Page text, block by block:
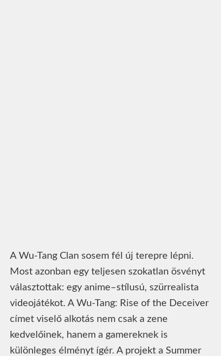
A Wu-Tang Clan sosem fél új terepre lépni.
Most azonban egy teljesen szokatlan ösvényt
választottak: egy anime–stílusú, szürrealista
videojátékot. A Wu-Tang: Rise of the Deceiver
címet viselő alkotás nem csak a zene
kedvelőinek, hanem a gamereknek is
különleges élményt ígér. A projekt a Summer